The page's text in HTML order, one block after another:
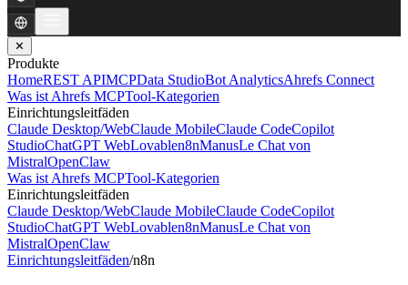
✕
Produkte
HomeREST APIMCPData StudioBot AnalyticsAhrefs Connect
Was ist Ahrefs MCPTool-Kategorien
Einrichtungsleitfäden
Claude Desktop/WebClaude MobileClaude CodeCopilot
StudioChatGPT WebLovablen8nManusLe Chat von
MistralOpenClaw
Was ist Ahrefs MCPTool-Kategorien
Einrichtungsleitfäden
Claude Desktop/WebClaude MobileClaude CodeCopilot
StudioChatGPT WebLovablen8nManusLe Chat von
MistralOpenClaw
Einrichtungsleitfäden/n8n